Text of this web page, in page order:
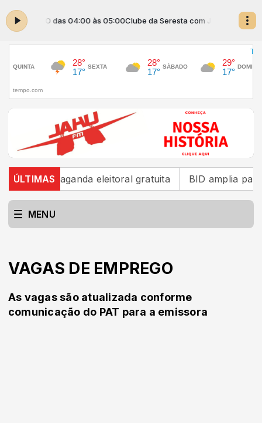
JAHUZINHO das 04:00 às 05:00Clube da Seresta com JAHUZINHO
ÚLTIMAS
da propaganda eleitoral gratuita BID amplia
MENU
VAGAS DE EMPREGO
As vagas são atualizada conforme
comunicação do PAT para a emissora